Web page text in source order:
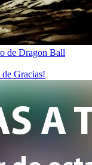
de Dragon Ball
Gracias!